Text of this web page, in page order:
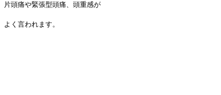
片頭痛や緊張型頭痛、頭重感が
よく言われます。